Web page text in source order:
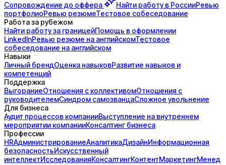
Сопровождение до оффера Найти работу в РоссииРевью
портфолиоРевью резюмеТестовое собеседование
Работа за рубежом
Найти работу за границейПомощь в оформлении
LinkedInРевью резюме на английскомТестовое
собеседование на английском
Навыки
Личный брендОценка навыковРазвитие навыков и
компетенций
Поддержка
ВыгораниеОтношения с коллективомОтношения с
руководителемСиндром самозванцаСложное увольнение
Для бизнеса
Аудит процессов компанииВыступление на внутреннем
мероприятии компанииКонсалтинг бизнеса
Профессии
HRАдминистрированиеАналитикаДизайнИнформационная
безопасностьИскусственный
интеллектИсследованияКонсалтингКонтентМаркетингМенед